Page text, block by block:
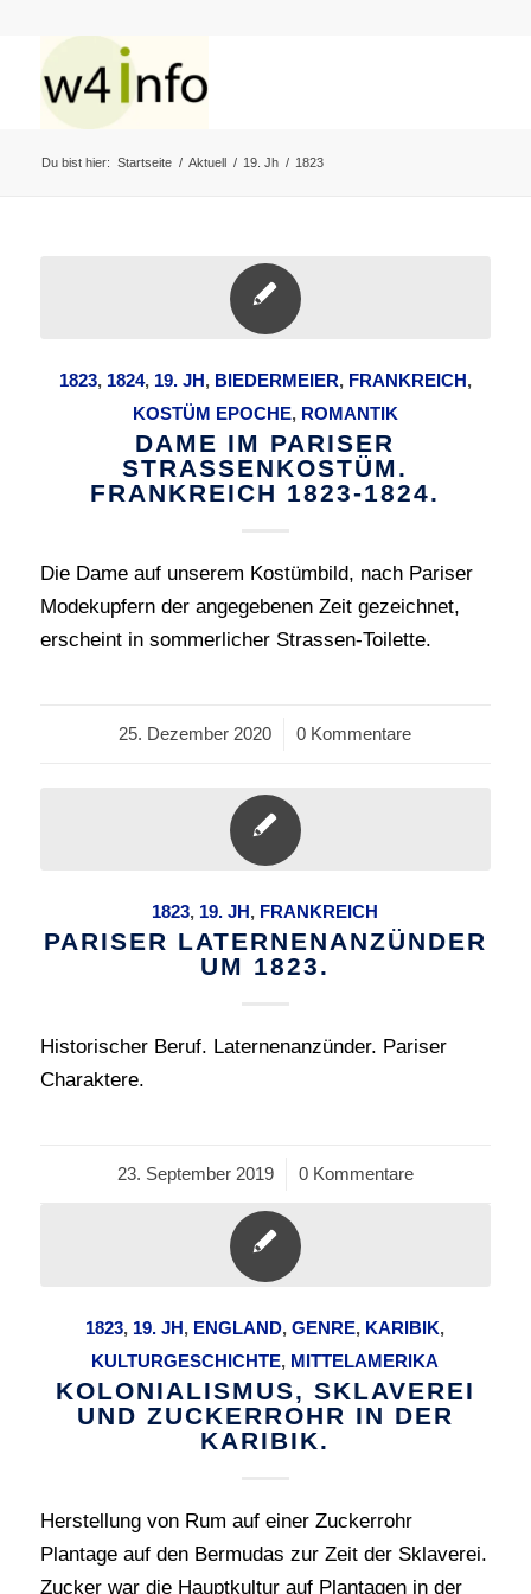
Du bist hier: Startseite / Aktuell / 19. Jh / 1823
1823, 1824, 19. JH, BIEDERMEIER, FRANKREICH,
KOSTÜM EPOCHE, ROMANTIK
DAME IM PARISER
STRASSENKOSTÜM.
FRANKREICH 1823-1824.
Die Dame auf unserem Kostümbild, nach Pariser
Modekupfern der angegebenen Zeit gezeichnet,
erscheint in sommerlicher Strassen-Toilette.
25. Dezember 2020
/ 0 Kommentare
1823, 19. JH, FRANKREICH
PARISER LATERNENANZÜNDER
UM 1823.
Historischer Beruf. Laternenanzünder. Pariser
Charaktere.
23. September 2019
/ 0 Kommentare
1823, 19. JH, ENGLAND,GENRE, KARIBIK,
KULTURGESCHICHTE, MITTELAMERIKA
KOLONIALISMUS, SKLAVEREI
UND ZUCKERROHR IN DER
KARIBIK.
Herstellung von Rum auf einer Zuckerrohr
Plantage auf den Bermudas zur Zeit der Sklaverei.
Zucker war die Hauptkultur auf Plantagen in der